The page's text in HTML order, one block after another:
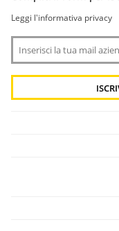
Leggi l'informativa privacy